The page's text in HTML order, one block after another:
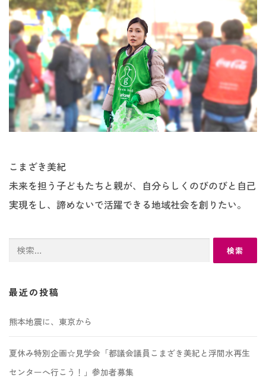
こまざき美紀
未来を担う子どもたちと親が、自分らしくのびのびと自己
実現をし、諦めないで活躍できる地域社会を創りたい。
検
最近の投稿
熊本地震に、東京から
夏休み特別企画☆見学会「都議会議員こまざき美紀と浮間水再生
センターへ行こう！」参加者募集